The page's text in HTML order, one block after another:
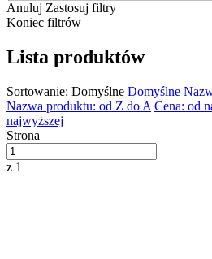
Anuluj Zastosuj filtry
Koniec filtrów
Lista produktów
Sortowanie: Domyślne Domyślne
Nazwa produktu: od Z do A Cena: od
najwyższej
Strona
z 1